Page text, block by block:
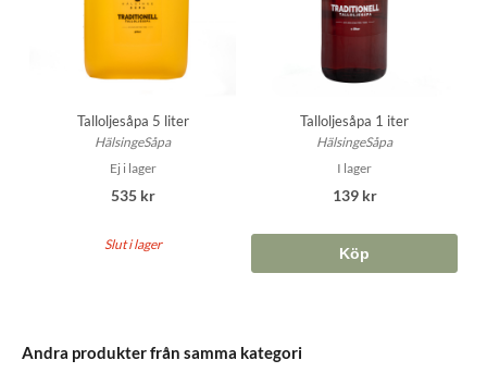
Talloljesåpa 5 liter
HälsingeSåpa
Ej i lager
535 kr
Slut i lager
Talloljesåpa 1 iter
HälsingeSåpa
I lager
139 kr
Köp
Andra produkter från samma kategori